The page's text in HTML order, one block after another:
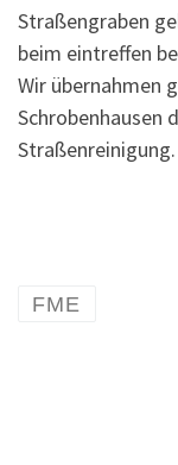
Straßengraben
beim eintreffen
Wir übernahmen
Schrobenhausen
Straßenreinigung.
FME